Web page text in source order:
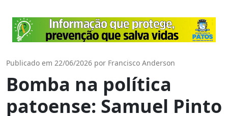
Publicado em 22/06/2026 por Francisco Anderson
Bomba na política
patoense: Samuel Pinto